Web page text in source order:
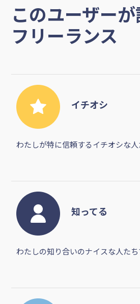
このユーザー
フリーランス
イチオシ
わたしが特に信頼するイチオシな
知ってる
わたしの知り合いのナイスな人たち